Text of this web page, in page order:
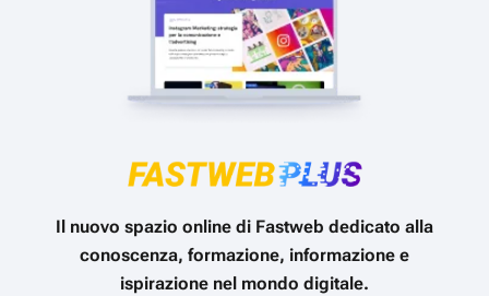
Il nuovo spazio online di Fastweb dedicato alla
conoscenza, formazione, informazione e
ispirazione nel mondo digitale.